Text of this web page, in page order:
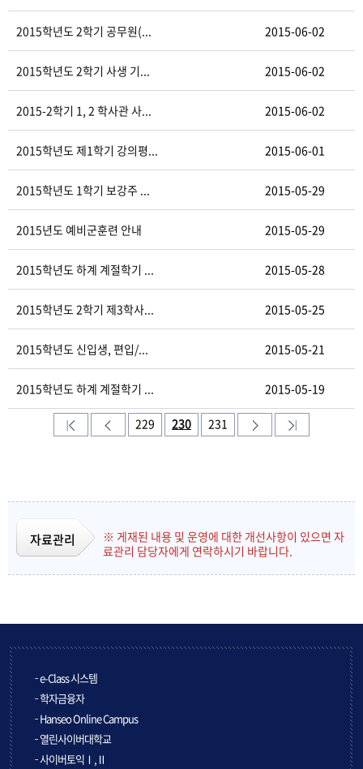
2015학년도 2학기 공무원(... 2015-06-02
2015학년도 2학기 사생 기... 2015-06-02
2015-2학기 1, 2 학사관 사... 2015-06-02
2015학년도 제1학기 강의평... 2015-06-01
2015학년도 1학기 보강주 ... 2015-05-29
2015년도 예비군훈련 안내 2015-05-29
2015학년도 하계 계절학기 ... 2015-05-28
2015학년도 2학기 제3학사... 2015-05-25
2015학년도 신입생, 편입/... 2015-05-21
2015학년도 하계 계절학기 ... 2015-05-19
229 230 231
자료관리
※ 게재된 내용 및 운영에 대한 개선사항이 있으면 자
료관리 담당자에게 연락하시기 바랍니다.
e-Class 시스템
학자금융자
Hanseo Online Campus
열린사이버대학교
사이버토익Ⅰ,Ⅱ